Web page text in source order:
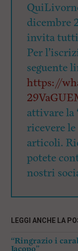
dicembre
invita
Per
seguente
https://
attivare la
ricevere
articoli.
potete
nostri
LEGGI ANCHE LA
“Ringrazio i